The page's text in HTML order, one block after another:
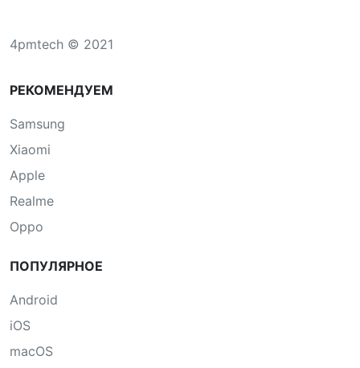
4pmtech © 2021
РЕКОМЕНДУЕМ
Samsung
Xiaomi
Apple
Realme
Oppo
ПОПУЛЯРНОЕ
Android
iOS
macOS